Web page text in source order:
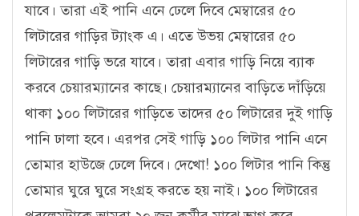
যাবে। তারা এই পানি এনে ঢেলে দিবে মেম্বারের ৫০
লিটারের গাড়ির ট্যাংক এ। এতে উভয় মেম্বারের ৫০
লিটারের গাড়ি ভরে যাবে। তারা এবার গাড়ি নিয়ে ব্যাক
করবে চেয়ারম্যানের কাছে। চেয়ারম্যানের বাড়িতে দাঁড়িয়ে
থাকা ১০০ লিটারের গাড়িতে তাদের ৫০ লিটারের দুই গাড়ি
পানি ঢালা হবে। এরপর সেই গাড়ি ১০০ লিটার পানি এনে
তোমার হাউজে ঢেলে দিবে। দেখো! ১০০ লিটার পানি কিন্তু
তোমার ঘুরে ঘুরে সংগ্রহ করতে হয় নাই। ১০০ লিটারের